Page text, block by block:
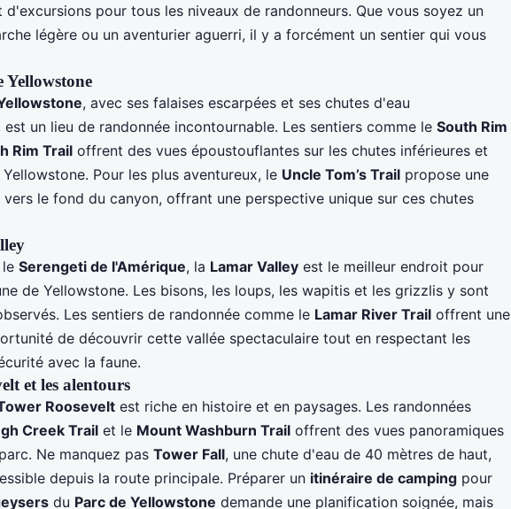
d'excursions pour tous les niveaux de randonneurs. Que vous soyez un
légère ou un aventurier aguerri, il y a forcément un sentier qui vous
Yellowstone
, avec ses falaises escarpées et ses chutes d'eau
est un lieu de randonnée incontournable. Les sentiers comme le South Rim
Rim Trail offrent des vues époustouflantes sur les chutes inférieures et
Pour les plus aventureux, le Uncle Tom’s Trail propose une
le fond du canyon, offrant une perspective unique sur ces chutes
Serengeti de l'Amérique, la Lamar Valley est le meilleur endroit pour
de Yellowstone. Les bisons, les loups, les wapitis et les grizzlis y sont
Les sentiers de randonnée comme le Lamar River Trail offrent une
de découvrir cette vallée spectaculaire tout en respectant les
avec la faune.
et les alentours
Roosevelt est riche en histoire et en paysages. Les randonnées
Creek Trail et le Mount Washburn Trail offrent des vues panoramiques
Ne manquez pas Tower Fall, une chute d'eau de 40 mètres de haut,
depuis la route principale. Préparer un itinéraire de camping pour
du Parc de Yellowstone demande une planification soignée, mais